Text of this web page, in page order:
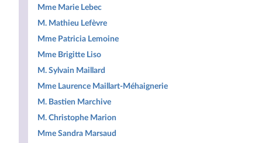
Mme Marie Lebec
M. Mathieu Lefèvre
Mme Patricia Lemoine
Mme Brigitte Liso
M. Sylvain Maillard
Mme Laurence Maillart-Méhaignerie
M. Bastien Marchive
M. Christophe Marion
Mme Sandra Marsaud